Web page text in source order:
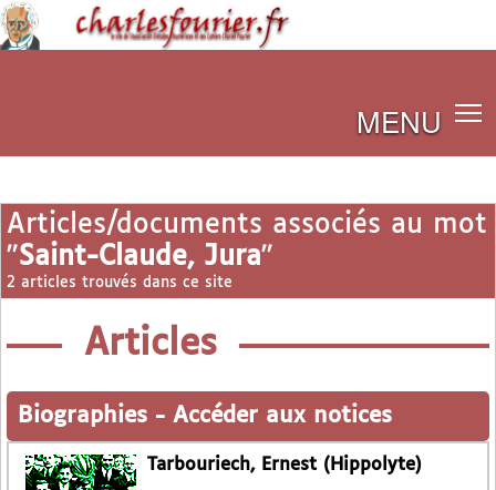
MENU
Articles/documents associés au mot
"Saint-Claude, Jura"
2 articles trouvés dans ce site
Articles
Biographies - Accéder aux notices
Tarbouriech, Ernest (Hippolyte)